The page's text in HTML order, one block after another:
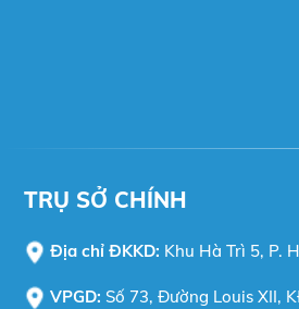
TRỤ SỞ CHÍNH
Địa chỉ ĐKKD: Khu Hà Trì 5, P.
VPGD: Số 73, Đường Louis XII,